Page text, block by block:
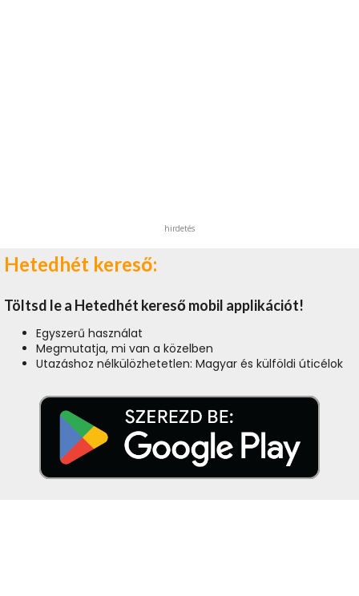
hirdetés
Hetedhét kereső:
Töltsd le a Hetedhét kereső mobil applikációt!
Egyszerű használat
Megmutatja, mi van a közelben
Utazáshoz nélkülözhetetlen: Magyar és külföldi úticélok